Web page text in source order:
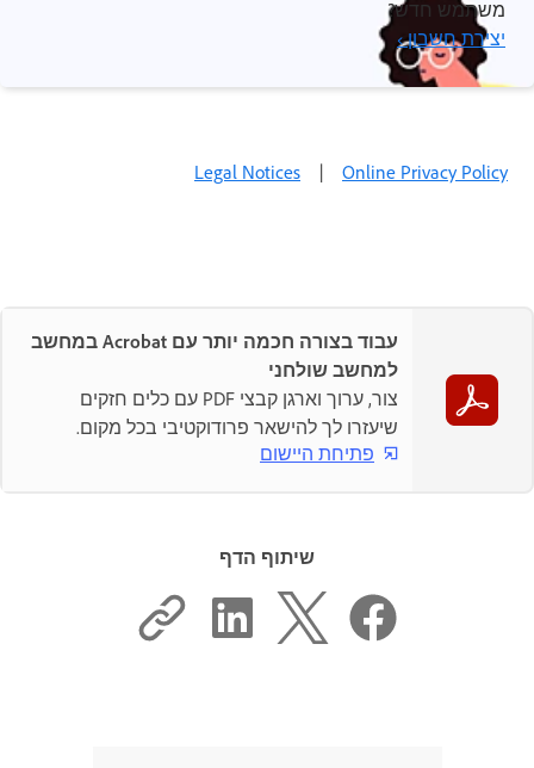
משתמש חדש?
יצירת חשבון ›
Legal Notices | Online Privacy Policy
עבוד בצורה חכמה יותר עם Acrobat במחשב
למחשב שולחני
צור, ערוך וארגן קבצי PDF עם כלים חזקים
שיעזרו לך להישאר פרודוקטיבי בכל מקום.
פתיחת היישום
שיתוף הדף